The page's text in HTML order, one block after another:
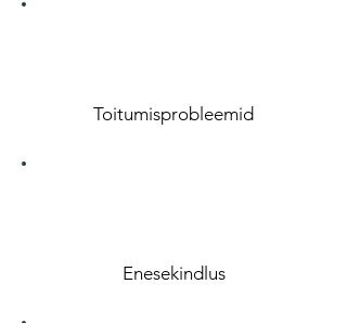
Toitumisprobleemid
Enesekindlus